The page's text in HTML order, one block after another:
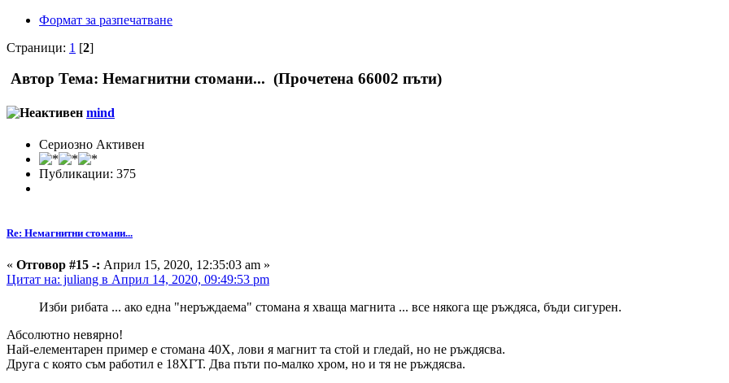
Формат за разпечатване
Страници: 1 [2]
Автор Тема: Немагнитни стомани... (Прочетена 66002 пъти)
mind
Сериозно Активен
Публикации: 375
Re: Немагнитни стомани...
« Отговор #15 -: Април 15, 2020, 12:35:03 am »
Цитат на: juliang в Април 14, 2020, 09:49:53 pm
Изби рибата ... ако една "неръждаема" стомана я хваща магнита ... все някога ще ръждяса, бъди сигурен.
Абсолютно невярно!
Най-елементарен пример е стомана 40Х, лови я магнит та стой и гледай, но не ръждясва.
Друга с която съм работил е 18ХГТ. Два пъти по-малко хром, но и тя не ръждясва.